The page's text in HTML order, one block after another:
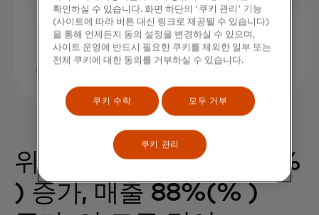
위젯 하나로 구매 68%(%
) 증가, 매출 88%(% )
확인하실 수 있습니다. 화면 하단의 '쿠키 관리' 기능
(사이트에 따라 버튼 대신 링크로 제공될 수 있습니다)
을 통해 언제든지 동의 설정을 변경하실 수 있으며,
사이트 운영에 반드시 필요한 쿠키를 제외한 일부 또는
전체 쿠키에 대한 동의를 거부하실 수 있습니다.
쿠키 수락 모두 거부
쿠키 관리